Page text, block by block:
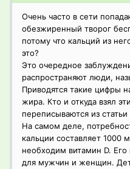
Очень часто в сети
обезжиренный творог
потому что кальций из
это?
Это очередное
распространяют люди,
Приводятся такие цифры
жира. Кто и откуда взял
переписываются из статьи
На самом деле,
кальции составляет 1000
необходим витамин D.
для мужчин и женщин.